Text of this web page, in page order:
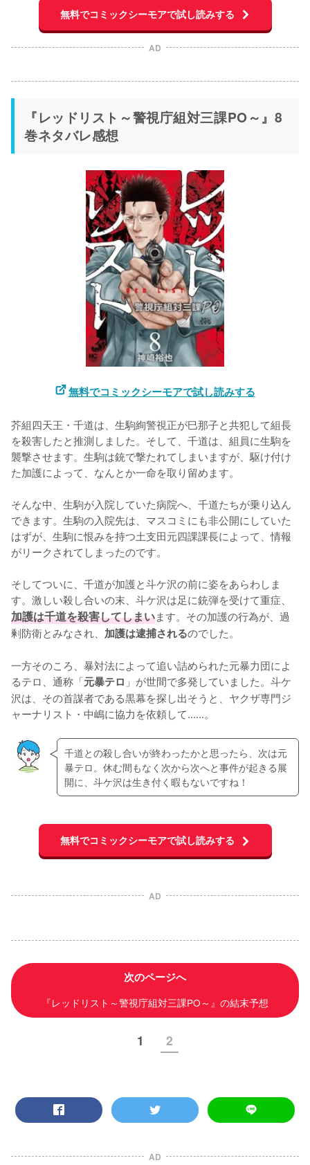
無料でコミックシーモアで試し読みする
AD
『レッドリスト～警視庁組対三課PO～』8
巻ネタバレ感想
無料でコミックシーモアで試し読みする
芥組四天王・千道は、生駒絢警視正が巳那子と共犯して組長
を殺害したと推測しました。そして、千道は、組員に生駒を
襲撃させます。生駒は銃で撃たれてしまいますが、駆け付け
た加護によって、なんとか一命を取り留めます。
そんな中、生駒が入院していた病院へ、千道たちが乗り込ん
できます。生駒の入院先は、マスコミにも非公開にしていた
はずが、生駒に恨みを持つ土支田元四課課長によって、情報
がリークされてしまったのです。
そしてついに、千道が加護と斗ケ沢の前に姿をあらわしま
す。激しい殺し合いの末、斗ケ沢は足に銃弾を受けて重症、
加護は千道を殺害してしまいます。その加護の行為が、過
剰防衛とみなされ、 加護は逮捕されるのでした。
一方そのころ、暴対法によって追い詰められた元暴力団によ
るテロ、通称「元暴テロ 」が世間で多発していました。斗ケ
沢は、その首謀者である黒幕を探し出そうと、ヤクザ専門ジ
ャーナリスト・中嶋に協力を依頼して......。
千道との殺し合いが終わったかと思ったら、次は元
暴テロ。休む間もなく次から次へと事件が起きる展
開に、斗ケ沢は生き付く暇もないですね！
無料でコミックシーモアで試し読みする
AD
次のページへ
『レッドリスト～警視庁組対三課PO～』の結末予想
1 2
AD